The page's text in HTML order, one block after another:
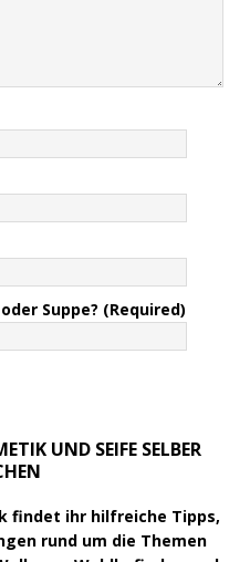
Suppe? (Required)
UND SEIFE SELBER
findet ihr hilfreiche Tipps,
rund um die Themen